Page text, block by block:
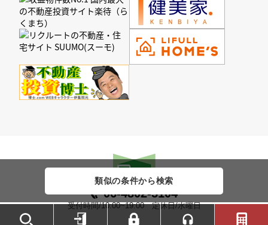
06-4802-5104
受付時間/10:00~19:00 定休日/水曜日
類似の条件から検索